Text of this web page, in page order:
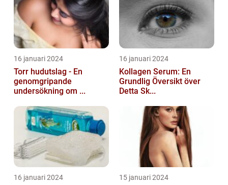
16 januari 2024
Torr hudutslag - En
genomgripande
undersökning om ...
16 januari 2024
Kollagen Serum: En
Grundlig Översikt över
Detta Sk...
16 januari 2024 15 januari 2024